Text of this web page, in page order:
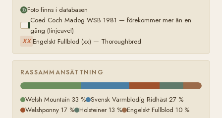
Foto finns i databasen
Coed Coch Madog WSB 1981 — förekommer mer än en
gång (linjeavel)
XX Engelskt Fullblod (xx) — Thoroughbred
RASSAMMANSÄTTNING
Welsh Mountain 33 % Svensk Varmblodig Ridhäst 27 %
Welshponny 17 % Holsteiner 13 % Engelskt Fullblod 10 %